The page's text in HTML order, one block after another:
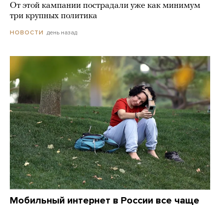
От этой кампании пострадали уже как минимум
три крупных политика
НОВОСТИ день назад
Мобильный интернет в России все чаще